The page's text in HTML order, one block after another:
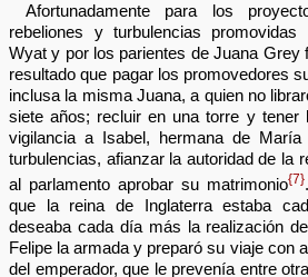
Afortunadamente para los
rebeliones y turbulencias
Wyat y por los parientes de Juana Grey
resultado que pagar los promovedores
inclusa la misma Juana, a quien no
siete años; recluir en una torre y tener
vigilancia a Isabel, hermana de
turbulencias, afianzar la autoridad de la
al parlamento aprobar su matrimonio{7}
que la reina de Inglaterra estaba
deseaba cada día más la realización
Felipe la armada y preparó su viaje con
del emperador, que le prevenía entre